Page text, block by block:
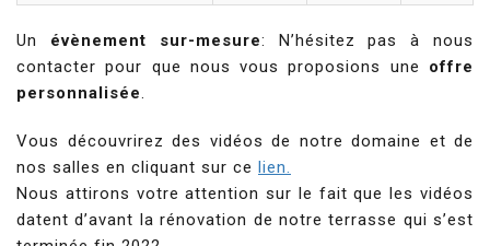
Un évènement sur-mesure: N’hésitez pas à nous
contacter pour que nous vous proposions une offre
personnalisée.
Vous découvrirez des vidéos de notre domaine et de
nos salles en cliquant sur ce lien.
Nous attirons votre attention sur le fait que les vidéos
datent d’avant la rénovation de notre terrasse qui s’est